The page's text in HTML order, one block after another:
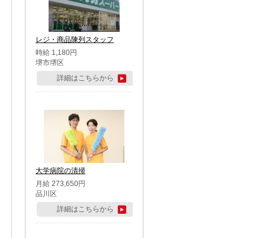
レジ・商品陳列スタッフ
時給 1,180円
堺市堺区
詳細はこちらから
大学病院の清掃
月給 273,650円
品川区
詳細はこちらから